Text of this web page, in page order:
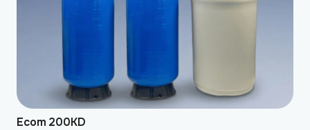
Ecom 200KD